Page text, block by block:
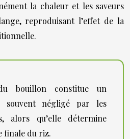
la chaleur et les saveurs
reproduisant l’effet de la
bouillon constitue un
souvent négligé par les
alors qu’elle détermine
finale du riz.